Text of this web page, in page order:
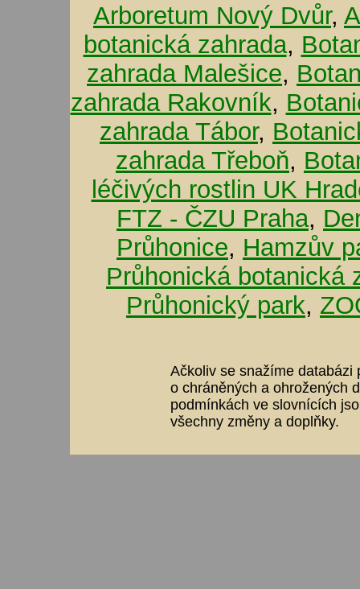
Arboretum Nový Dvůr,
botanická zahrada,
zahrada Malešice,
zahrada Rakovník,
zahrada Tábor,
zahrada Třeboň,
léčivých rostlin UK
FTZ - ČZU Praha,
Průhonice, Hamzův
Průhonická botanická
Průhonický park,
Ačkoliv se snažíme databázi
o chráněných a ohrožených
podmínkách ve slovnících
všechny změny a doplňky.